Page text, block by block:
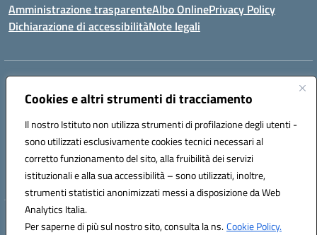
Cookies e altri strumenti di tracciamento
Il nostro Istituto non utilizza strumenti di profilazione degli utenti -
sono utilizzati esclusivamente cookies tecnici necessari al
corretto funzionamento del sito, alla fruibilità dei servizi
istituzionali e alla sua accessibilità – sono utilizzati, inoltre,
strumenti statistici anonimizzati messi a disposizione da Web
Analytics Italia.
Per saperne di più sul nostro sito, consulta la ns.Cookie Policy.
Amministrazione trasparenteAlbo OnlinePrivacy Policy
Dichiarazione di accessibilitàNote legali
Indirizzo:
Centralino:+39 071 89 52 08 Email:anic82000a@istruzione.it
Codice fiscale: 93084540421
Codice meccanografico:
ANIC82000A
Codice unico di fatturazione (CUF): UFF6L6
Hosting & Powered by 3D Solution S.r.l.